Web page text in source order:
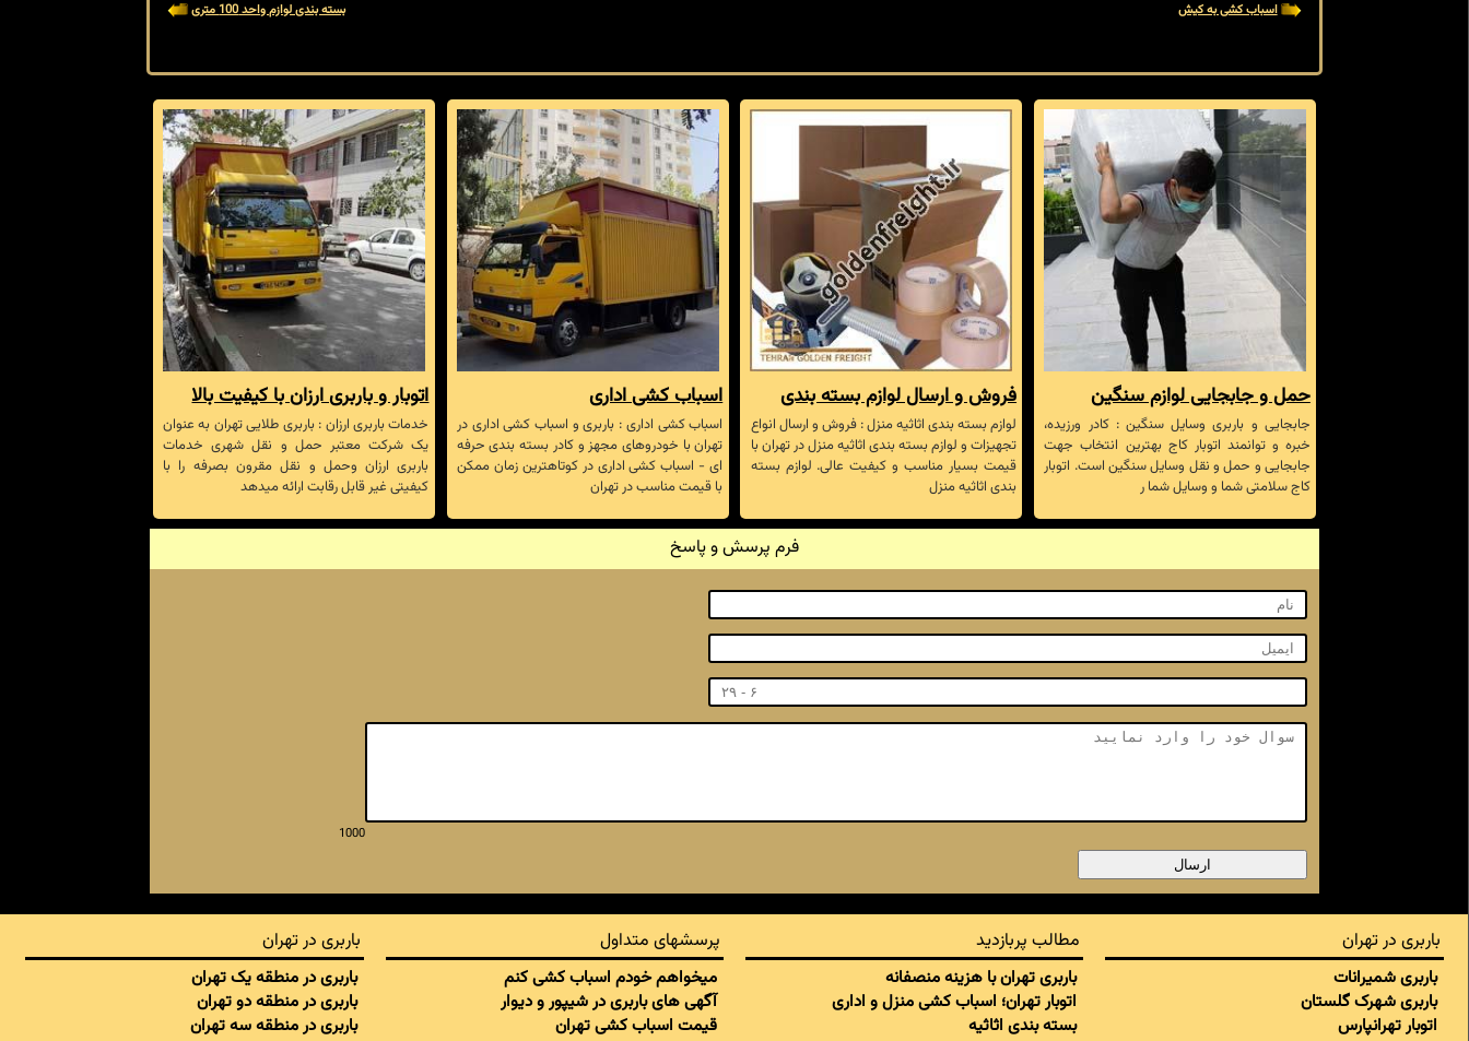
اسباب کشی به کیش بسته بندی لوازم واحد 100 متری
حمل و جابجایی لوازم سنگین
جابجایی و باربری وسایل سنگین : کادر ورزیده،
خبره و توانمند اتوبار کاج بهترین انتخاب جهت
جابجایی و حمل و نقل وسایل سنگین است. اتوبار
کاج سلامتی شما و وسایل شما ر
فروش و ارسال لوازم بسته بندی
لوازم بسته بندی اثاثیه منزل : فروش و ارسال انواع
تجهیزات و لوازم بسته بندی اثاثیه منزل در تهران با
قیمت بسیار مناسب و کیفیت عالی. لوازم بسته
بندی اثاثیه منزل
اسباب کشی اداری
اسباب کشی اداری : باربری و اسباب کشی اداری در
تهران با خودروهای مجهز و کادر بسته بندی حرفه
ای - اسباب کشی اداری در کوتاهترین زمان ممکن
با قیمت مناسب در تهران
اتوبار و باربری ارزان با کیفیت بالا
خدمات باربری ارزان : باربری طلایی تهران به عنوان
یک شرکت معتبر حمل و نقل شهری خدمات
باربری ارزان وحمل و نقل مقرون بصرفه را با
کیفیتی غیر قابل رقابت ارائه میدهد
فرم پرسش و پاسخ
1000
باربری در تهران
باربری شمیرانات
باربری شهرک گلستان
اتوبار تهرانپارس
مطالب پربازدید
باربری تهران با هزینه منصفانه
اتوبار تهران؛ اسباب کشی منزل و اداری
بسته بندی اثاثیه
پرسشهای متداول
میخواهم خودم اسباب کشی کنم
آگهی های باربری در شیپور و دیوار
قیمت اسباب کشی تهران
باربری در تهران
باربری در منطقه یک تهران
باربری در منطقه دو تهران
باربری در منطقه سه تهران